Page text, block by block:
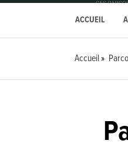
ACCUEIL
Accueil